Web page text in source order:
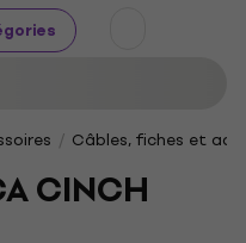
Câbles, fiches et
CINCH